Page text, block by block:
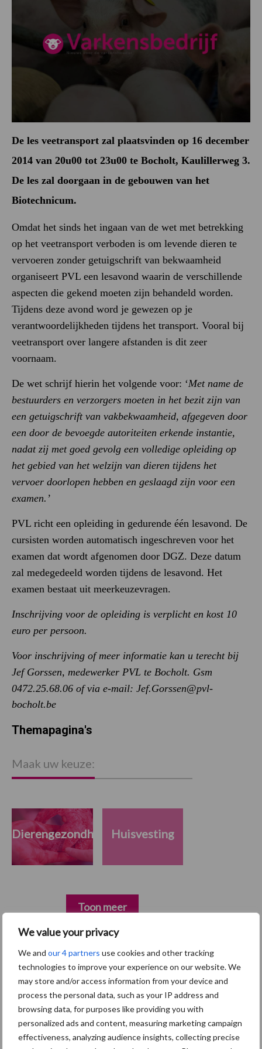
We value your privacy
We and our 4 partners use cookies and other tracking
technologies to improve your experience on our website. We
may store and/or access information from your device and
process the personal data, such as your IP address and
browsing data, for purposes like providing you with
personalized ads and content, measuring marketing campaign
effectiveness, analyzing audience insights, collecting precise
De les veetransport zal plaatsvinden op 16 december
2014 van 20u00 tot 23u00 te Bocholt, Kaulillerweg 3.
De les zal doorgaan in de gebouwen van het
Biotechnicum.
Omdat het sinds het ingaan van de wet met betrekking
op het veetransport verboden is om levende dieren te
vervoeren zonder getuigschrift van bekwaamheid
organiseert PVL een lesavond waarin de verschillende
aspecten die gekend moeten zijn behandeld worden.
Tijdens deze avond word je gewezen op je
verantwoordelijkheden tijdens het transport. Vooral bij
veetransport over langere afstanden is dit zeer
voornaam.
De wet schrijf hierin het volgende voor: ‘Met name de
bestuurders en verzorgers moeten in het bezit zijn van
een getuigschrift van vakbekwaamheid, afgegeven door
een door de bevoegde autoriteiten erkende instantie,
nadat zij met goed gevolg een volledige opleiding op
het gebied van het welzijn van dieren tijdens het
vervoer doorlopen hebben en geslaagd zijn voor een
examen.’
PVL richt een opleiding in gedurende één lesavond. De
cursisten worden automatisch ingeschreven voor het
examen dat wordt afgenomen door DGZ. Deze datum
zal medegedeeld worden tijdens de lesavond. Het
examen bestaat uit meerkeuzevragen.
Inschrijving voor de opleiding is verplicht en kost 10
euro per persoon.
Voor inschrijving of meer informatie kan u terecht bij
Jef Gorssen, medewerker PVL te Bocholt. Gsm
0472.25.68.06 of via e-mail: Jef.Gorssen@pvl-
bocholt.be
Primaire
Sidebar
Recent nieuws Partner nieuws
7 aug
Britse varkenssector vreest
afzetcrisis in het najaar
Themapagina's
Maak uw keuze:
Dierengezondheid Huisvesting
Toon meer